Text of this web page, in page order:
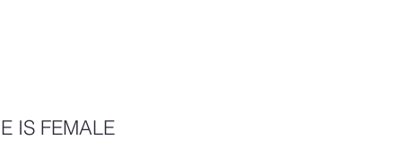
IS FEMALE